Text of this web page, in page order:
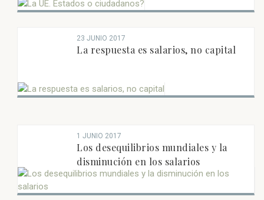
23 JUNIO 2017
La respuesta es salarios, no capital
1 JUNIO 2017
Los desequilibrios mundiales y la
disminución en los salarios